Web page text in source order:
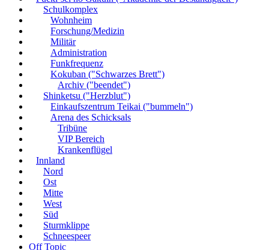
Schulkomplex
Wohnheim
Forschung/Medizin
Militär
Administration
Funkfrequenz
Kokuban ("Schwarzes Brett")
Archiv ("beendet")
Shinketsu ("Herzblut")
Einkaufszentrum Teikai ("bummeln")
Arena des Schicksals
Tribüne
VIP Bereich
Krankenflügel
Innland
Nord
Ost
Mitte
West
Süd
Sturmklippe
Schneespeer
Off Topic